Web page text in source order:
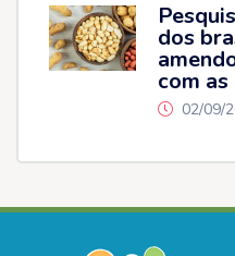
dos
com
02/09/